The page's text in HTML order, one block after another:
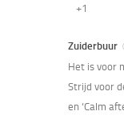
+1
Zuiderbuur
Het is voor
Strijd voor
en ‘Calm